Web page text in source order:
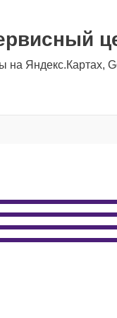
на Яндекс.Картах,